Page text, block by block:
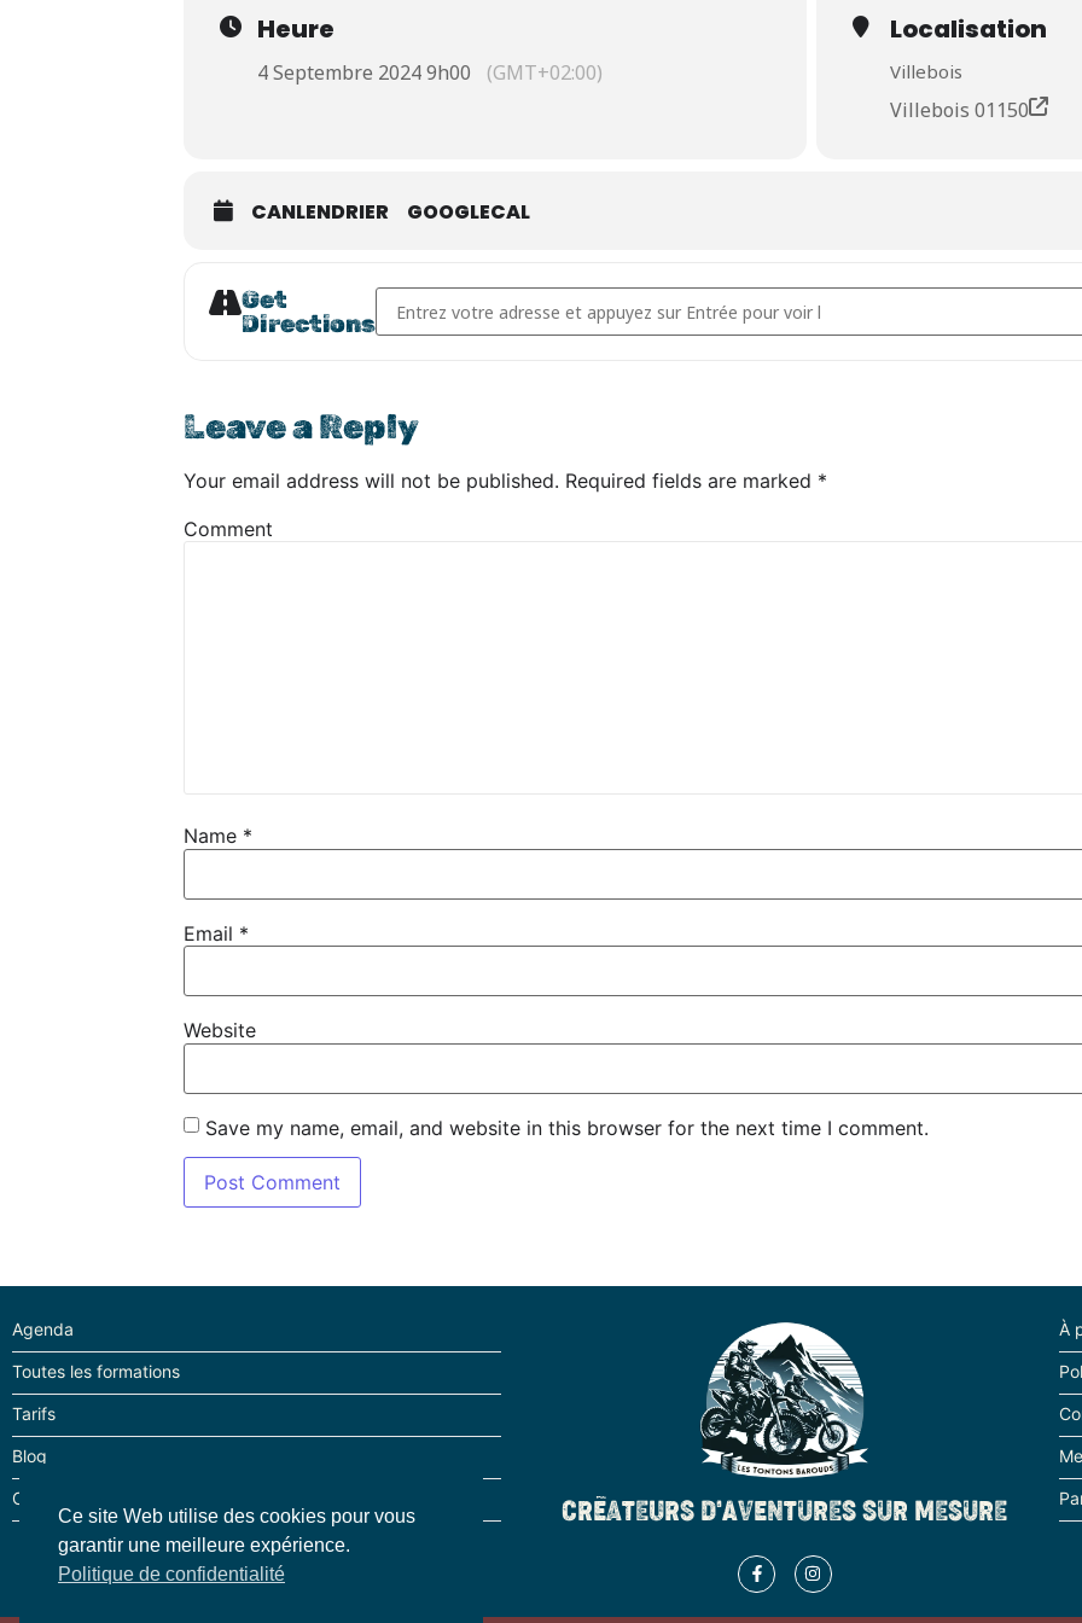
Assurance du véhicule, permis de conduire
De quoi transporter CORRECTEMENT ce qui suit …
Fusée de détresse ( nan c’est pour la blague 😉 )
Un sac pour attacher sur la moto les courses du midi ou du soir
Heure
4 Septembre 2024 9h00 (GMT+02:00)
Localisation
Villebois
Villebois 01150
CANLENDRIER GOOGLECAL
Get
Directions
Address - Randonnées pour rejoindre l'Alpes Aventure Moto Festival []
Leave a Reply
Your email address will not be published. Required fields are marked *
Comment
Name *
Email *
Website
Save my name, email, and website in this browser for the next time I comment.
Agenda
Toutes les formations
Tarifs
Blog
Contact CRÉATEURS D'AVENTURES SUR MESURE
À
Ce site Web utilise des cookies pour vous
garantir une meilleure expérience.
Politique de confidentialité